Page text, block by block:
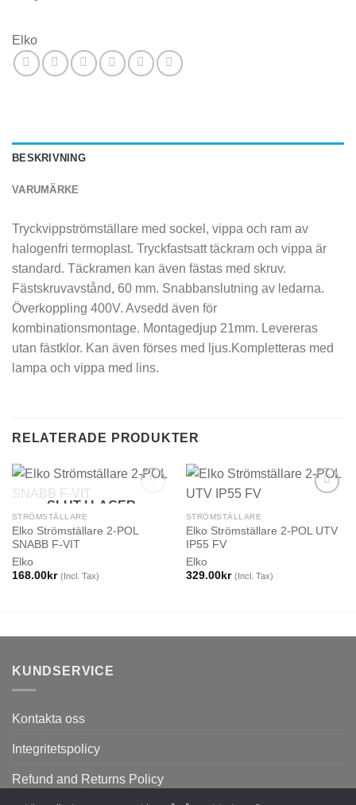
Elko
BESKRIVNING
VARUMÄRKE
Tryckvippströmställare med sockel, vippa och ram av
halogenfri termoplast. Tryckfastsatt täckram och vippa är
standard. Täckramen kan även fästas med skruv.
Fästskruvavstånd, 60 mm. Snabbanslutning av ledarna.
Överkoppling 400V. Avsedd även för
kombinationsmontage. Montagedjup 21mm. Levereras
utan fästklor. Kan även förses med ljus.Kompletteras med
lampa och vippa med lins.
RELATERADE PRODUKTER
SLUT I LAGER
STRÖMSTÄLLARE
Elko Strömställare 2-POL
SNABB F-VIT
Elko
168.00kr (Incl. Tax)
STRÖMSTÄLLARE
Elko Strömställare 2-POL UTV
IP55 FV
Elko
329.00kr (Incl. Tax)
KUNDSERVICE
Kontakta oss
Integritetspolicy
Refund and Returns Policy